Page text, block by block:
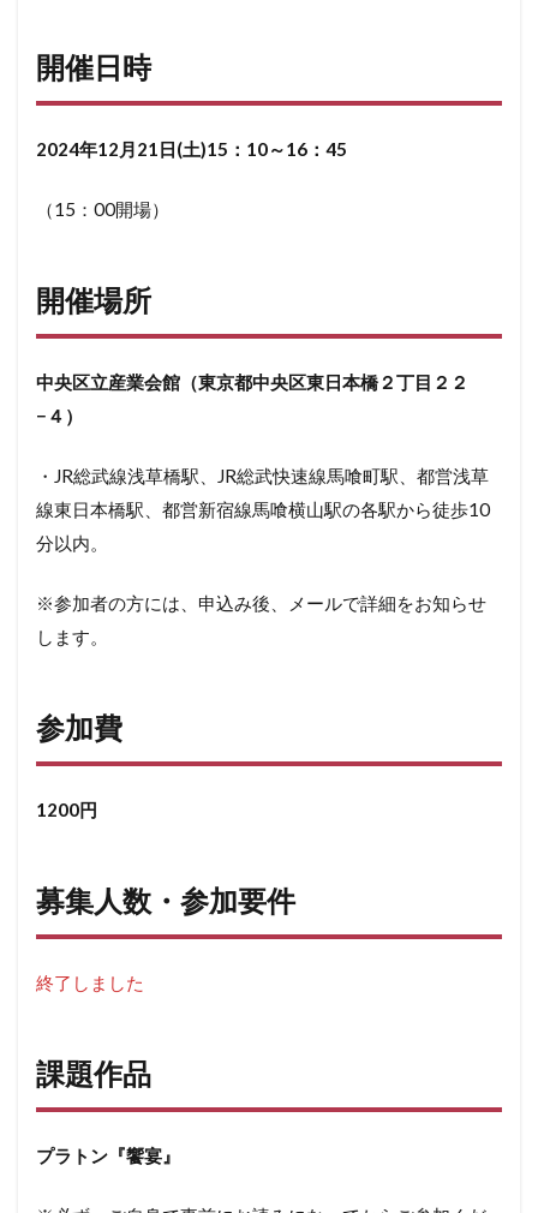
開催日時
2024年12月21日(土)15：10～16：45
（15：00開場）
開催場所
中央区立産業会館（東京都中央区東日本橋２丁目２２
−４）
・JR総武線浅草橋駅、JR総武快速線馬喰町駅、都営浅草
線東日本橋駅、都営新宿線馬喰横山駅の各駅から徒歩10
分以内。
※参加者の方には、申込み後、メールで詳細をお知らせ
します。
参加費
1200円
募集人数・参加要件
終了しました
課題作品
プラトン『饗宴』